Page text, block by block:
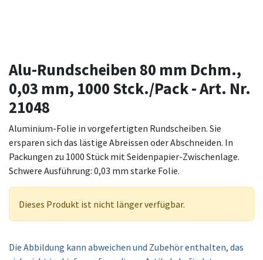
Alu-Rundscheiben 80 mm Dchm.,
0,03 mm, 1000 Stck./Pack - Art. Nr.
21048
Aluminium-Folie in vorgefertigten Rundscheiben. Sie
ersparen sich das lästige Abreissen oder Abschneiden. In
Packungen zu 1000 Stück mit Seidenpapier-Zwischenlage.
Schwere Ausführung: 0,03 mm starke Folie.
Dieses Produkt ist nicht länger verfügbar.
Die Abbildung kann abweichen und Zubehör enthalten, das